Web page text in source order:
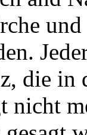
die in
nicht